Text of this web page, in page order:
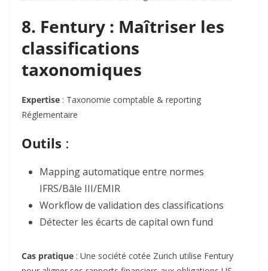
8. Fentury : Maîtriser les
classifications
taxonomiques
Expertise : Taxonomie comptable & reporting
Réglementaire
Outils :
Mapping automatique entre normes
IFRS/Bâle III/EMIR
Workflow de validation des classifications
Détecter les écarts de capital own fund
Cas pratique : Une société cotée Zurich utilise Fentury